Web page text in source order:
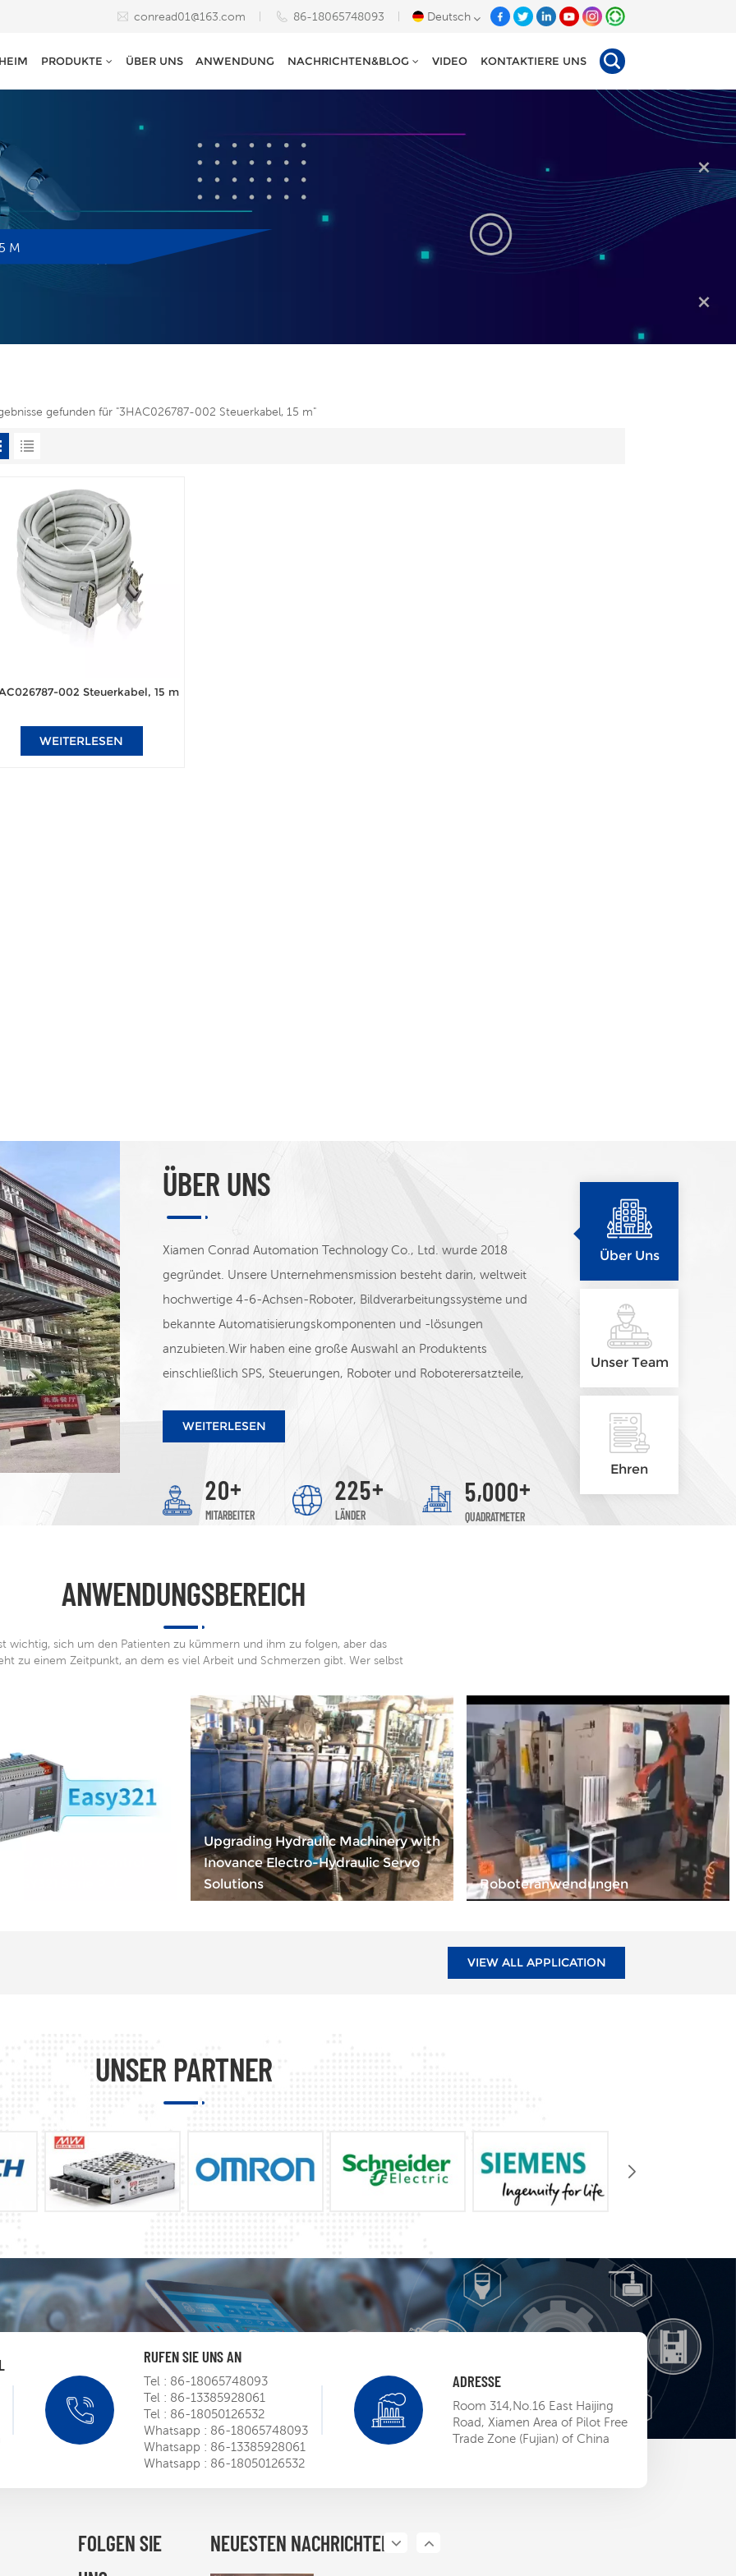
conread01@163.com 86-18065748093 Deutsch
English
Español
Tiếng Việt
HEIM PRODUKTE ÜBER UNS ANWENDUNG NACHRICHTEN&BLOG VIDEO KONTAKTIERE UNS
M
gefunden für "3HAC026787-002 Steuerkabel, 15 m"
002 Steuerkabel, 15 m
WEITERLESEN
ÜBER UNS
Xiamen Conrad Automation Technology Co., Ltd. wurde 2018
gegründet. Unsere Unternehmensmission besteht darin, weltweit
hochwertige 4-6-Achsen-Roboter, Bildverarbeitungssysteme und
bekannte Automatisierungskomponenten und -lösungen
anzubieten.Wir haben eine große Auswahl an Produktents
einschließlich SPS, Steuerungen, Roboter und Roboterersatzteile,
und andere Produkte. Wir vertreiben die folgenden Marken:
Schneider, Siemens, ABB, STEP&ADTECH, INOVANCE, WINTERS
WEITERLESEN
20+
MITARBEITER
225+
LÄNDER
5,000+
QUADRATMETER
Unser Vertriebsteam – Eric,
Über Uns
Unser Team
Ehren
ANWENDUNGSBEREICH
wichtig, sich um den Patienten zu kümmern und ihm zu folgen, aber das
zu einem Zeitpunkt, an dem es viel Arbeit und Schmerzen gibt. Wer selbst
Upgrading Hydraulic Machinery with
Inovance Electro-Hydraulic Servo
Solutions
Roboteranwendungen
VIEW ALL APPLICATION
UNSER PARTNER
RUFEN SIE UNS AN
Tel : 86-18065748093
Tel : 86-13385928061
Tel : 86-18050126532
Whatsapp : 86-18065748093
Whatsapp : 86-13385928061
Whatsapp : 86-18050126532
ADRESSE
Room 314,No.16 East Haijing
Road, Xiamen Area of Pilot Free
Trade Zone (Fujian) of China
FOLGEN SIE
NEUESTEN NACHRICHTEN
SIEMENS EP BU Mini-
Roadshow
Mar 13,2023
Tür zum
Mar 13,2023